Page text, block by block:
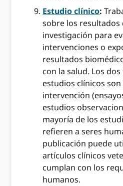
Estudio clínico:
sobre los resultados
investigación para
intervenciones o
resultados
con la salud. Los
estudios clínicos
intervención
estudios
mayoría de los
refieren a seres
publicación puede
artículos clínicos
cumplan con los
humanos.